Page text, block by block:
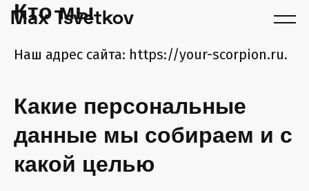
Max Tsvetkov
Кто мы
Наш адрес сайта: https://your-scorpion.ru.
Какие персональные
данные мы собираем и с
какой целью